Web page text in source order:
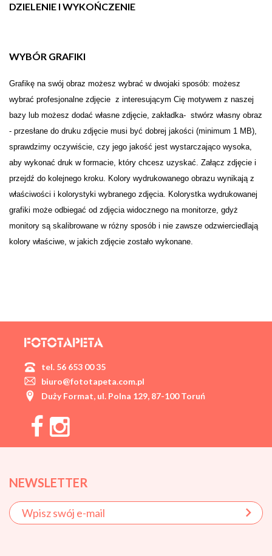
DZIELENIE I WYKOŃCZENIE
WYBÓR GRAFIKI
Grafikę na swój obraz możesz wybrać w dwojaki sposób: możesz
wybrać profesjonalne zdjęcie z interesującym Cię motywem z naszej
bazy lub możesz dodać własne zdjęcie, zakładka- stwórz własny obraz
- przesłane do druku zdjęcie musi być dobrej jakości (minimum 1 MB),
sprawdzimy oczywiście, czy jego jakość jest wystarczająco wysoka,
aby wykonać druk w formacie, który chcesz uzyskać. Załącz zdjęcie i
przejdź do kolejnego kroku. Kolory wydrukowanego obrazu wynikają z
właściwości i kolorystyki wybranego zdjęcia. Kolorystka wydrukowanej
grafiki może odbiegać od zdjęcia widocznego na monitorze, gdyż
monitory są skalibrowane w różny sposób i nie zawsze odzwierciedlają
kolory właściwe, w jakich zdjęcie zostało wykonane.
tel. 56 653 00 35
biuro@fototapeta.com.pl
Duży Format, ul. Polna 129, 87-100 Toruń
NEWSLETTER